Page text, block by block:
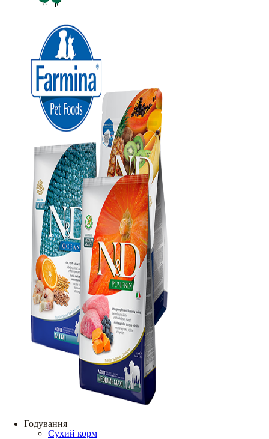
Годування
Сухий корм